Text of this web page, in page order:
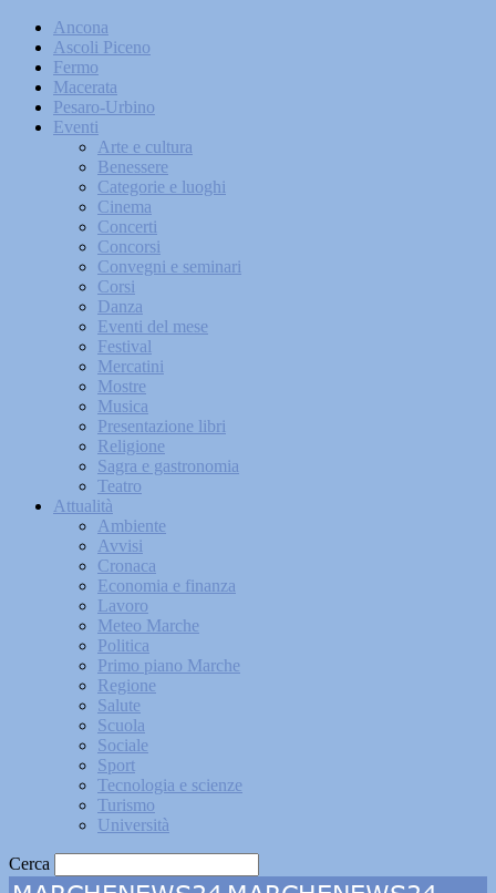
Ancona
Ascoli Piceno
Fermo
Macerata
Pesaro-Urbino
Eventi
Arte e cultura
Benessere
Categorie e luoghi
Cinema
Concerti
Concorsi
Convegni e seminari
Corsi
Danza
Eventi del mese
Festival
Mercatini
Mostre
Musica
Presentazione libri
Religione
Sagra e gastronomia
Teatro
Attualità
Ambiente
Avvisi
Cronaca
Economia e finanza
Lavoro
Meteo Marche
Politica
Primo piano Marche
Regione
Salute
Scuola
Sociale
Sport
Tecnologia e scienze
Turismo
Università
Cerca